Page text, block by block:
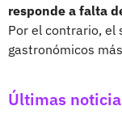
responde a falta
Por el contrario, el
gastronómicos
Últimas